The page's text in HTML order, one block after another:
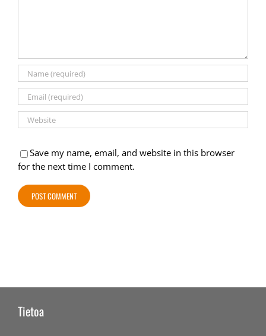
Save my name, email, and website in this browser
for the next time I comment.
Tietoa